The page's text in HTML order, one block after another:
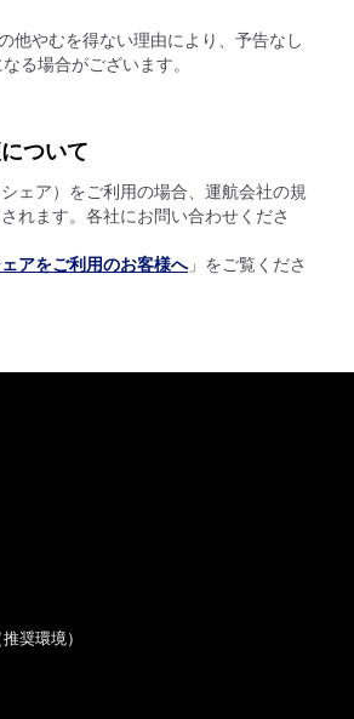
他やむを得ない理由により、予告なし
る場合がございます。
ついて
ェア）をご利用の場合、運航会社の規
れます。各社にお問い合わせくださ
アをご利用のお客様へ」をご覧くださ
奨環境）